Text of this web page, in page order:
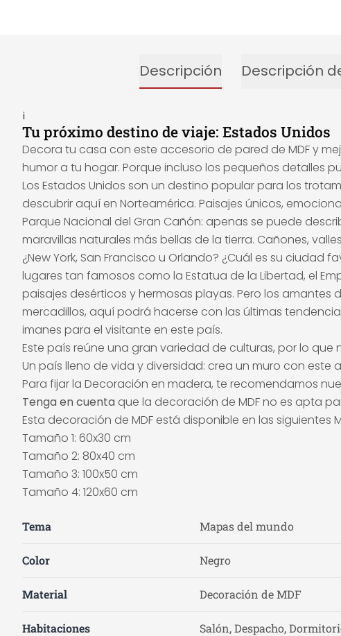
Descripción Descripción
¡
Tu próximo destino de viaje: Estados Unidos
Decora tu casa con este accesorio de pared de MDF y
humor a tu hogar. Porque incluso los pequeños detalles
Los Estados Unidos son un destino popular para los
descubrir aquí en Norteamérica. Paisajes únicos,
Parque Nacional del Gran Cañón: apenas se puede
maravillas naturales más bellas de la tierra. Cañones,
¿New York, San Francisco u Orlando? ¿Cuál es su
lugares tan famosos como la Estatua de la Libertad, el
paisajes desérticos y hermosas playas. Pero los
mercadillos, aquí podrá hacerse con las últimas
imanes para el visitante en este país.
Este país reúne una gran variedad de culturas, por lo
Un país lleno de vida y diversidad: crea un muro con
Para fijar la Decoración en madera, te recomendamos
Tenga en cuenta que la decoración de MDF no es apta
Esta decoración de MDF está disponible en las siguientes
Tamaño 1: 60x30 cm
Tamaño 2: 80x40 cm
Tamaño 3: 100x50 cm
Tamaño 4: 120x60 cm
Tema Mapas del mundo
Color Negro
Material Decoración de MDF
Habitaciones Salón, Despacho,